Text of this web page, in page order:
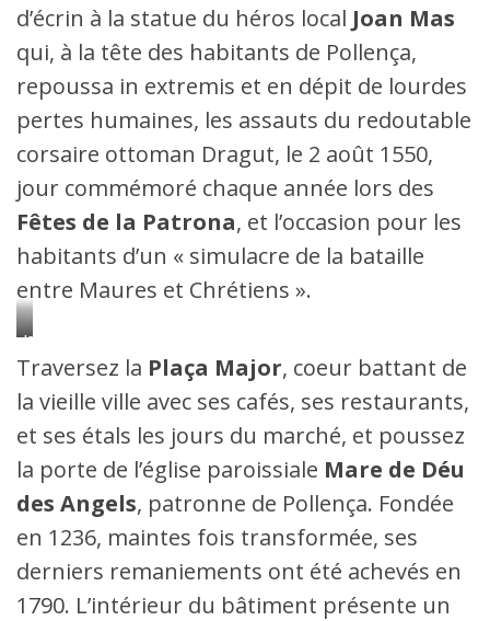
d’écrin à la statue du héros local Joan Mas
qui, à la tête des habitants de Pollença,
repoussa in extremis et en dépit de lourdes
pertes humaines, les assauts du redoutable
corsaire ottoman Dragut, le 2 août 1550,
jour commémoré chaque année lors des
Fêtes de la Patrona, et l’occasion pour les
habitants d’un « simulacre de la bataille
entre Maures et Chrétiens ».
Jardins
March
la
Desbrull
Traversez la Plaça Major, coeur battant de
la vieille ville avec ses cafés, ses restaurants,
et ses étals les jours du marché, et poussez
la porte de l’église paroissiale Mare de Déu
des Angels, patronne de Pollença. Fondée
en 1236, maintes fois transformée, ses
derniers remaniements ont été achevés en
1790. L’intérieur du bâtiment présente un